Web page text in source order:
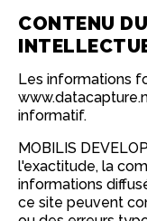
CONTENU
Les informations
informatif.
MOBILIS
l'exactitude, la
informations
ce site peuvent